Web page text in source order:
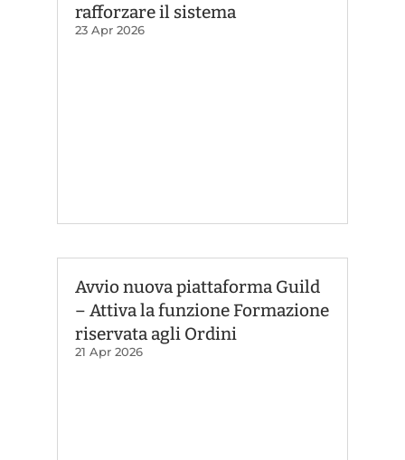
rafforzare il sistema
23 Apr 2026
Avvio nuova piattaforma Guild
– Attiva la funzione Formazione
riservata agli Ordini
21 Apr 2026